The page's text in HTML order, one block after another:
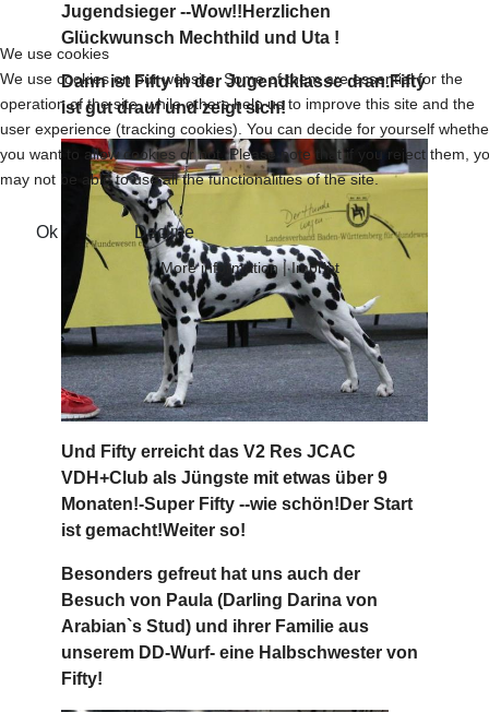
Jugendsieger --Wow!!Herzlichen
Glückwunsch Mechthild und Uta !
Dann ist Fifty in der Jugendklasse dran.Fifty
ist gut drauf und zeigt sich!
Und Fifty erreicht das V2 Res JCAC
VDH+Club als Jüngste mit etwas über 9
Monaten!-Super Fifty --wie schön!Der Start
ist gemacht!Weiter so!
Besonders gefreut hat uns auch der
Besuch von Paula (Darling Darina von
Arabian`s Stud) und ihrer Familie aus
unserem DD-Wurf- eine Halbschwester von
Fifty!
We use cookies
We use cookies on our website. Some of them are essential for the
operation of the site, while others help us to improve this site and the
user experience (tracking cookies). You can decide for yourself
you want to allow cookies or not. Please note that if you reject them,
may not be able to use all the functionalities of the site.
Ok Decline
More information|Imprint